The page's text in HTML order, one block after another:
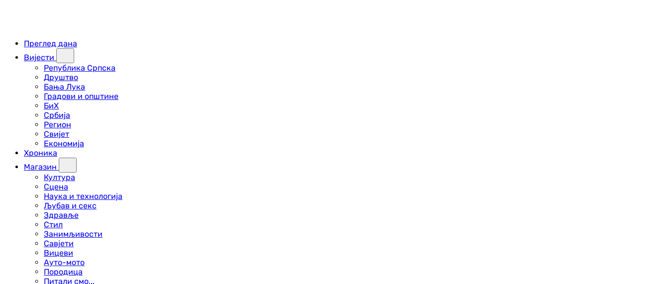
Преглед дана
Вијести
Република Српска
Друштво
Бања Лука
Градови и општине
БиХ
Србија
Регион
Свијет
Економија
Хроника
Магазин
Култура
Сцена
Наука и технологија
Љубав и секс
Здравље
Стил
Занимљивости
Савјети
Вицеви
Ауто-мото
Породица
Питали смо...